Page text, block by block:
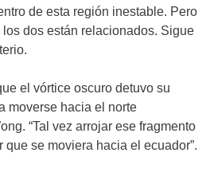
de esta región inestable. Pero
dos están relacionados. Sigue
el vórtice oscuro detuvo su
moverse hacia el norte
“Tal vez arrojar ese fragmento
se moviera hacia el ecuador”.